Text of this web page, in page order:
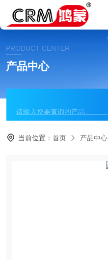
PRODUCT CENTER
产品中心
当前位置：首页 产品中心